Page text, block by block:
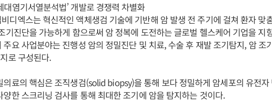
대염기서열분석법’ 개발로 경쟁력 차별화
디엑스는 혁신적인 액체생검 기술에 기반해 암 발생 전 주기에 걸쳐 환자 맞
기진단을 가능하게 함으로써 암 정복에 도전하는 글로벌 헬스케어 기업을 지
주요 사업분야는 진행성 암의 정밀진단 및 치료, 수술 후 재발 조기탐지, 암 조
로 구성된다.
의료의 핵심은 조직생검(solid biopsy)을 통해 보다 정밀하게 암세포의 유전자
양한 스크리닝 검사를 통해 최대한 조기에 암을 탐지하는 것이다.